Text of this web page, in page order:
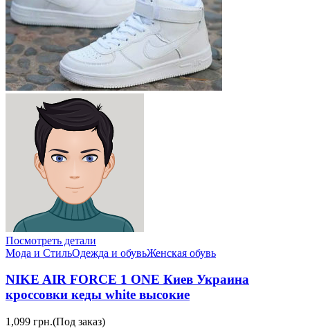
Посмотреть детали
Мода и СтильОдежда и обувьЖенская обувь
NIKE AIR FORCE 1 ONE Киев Украина
кроссовки кеды white высокие
1,099 грн.(Под заказ)